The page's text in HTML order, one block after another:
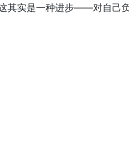
其实是一种进步——对自己